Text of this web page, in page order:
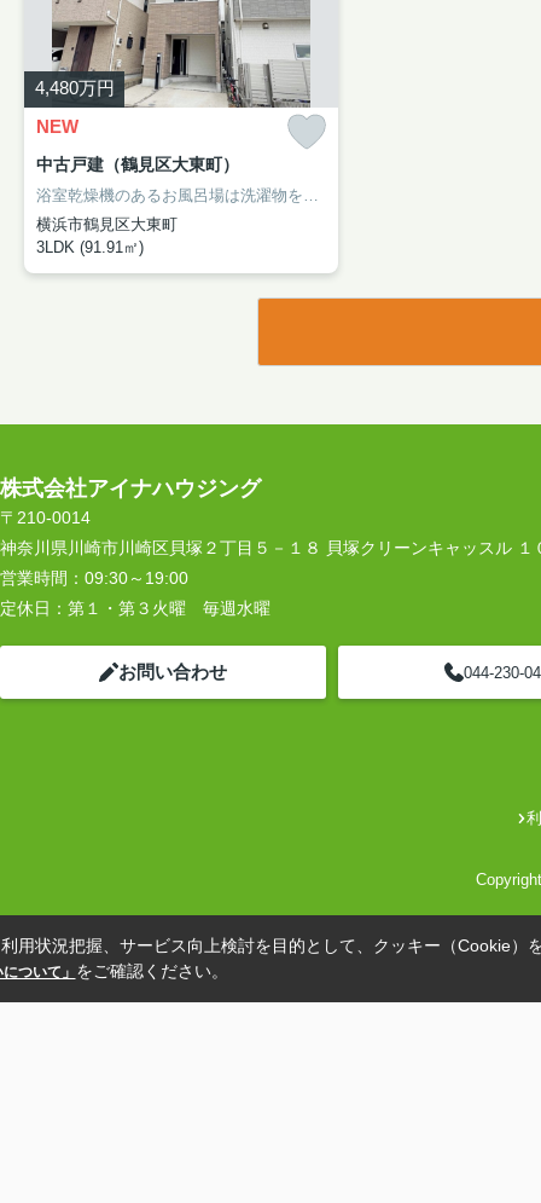
4,480万円
NEW
中古戸建（鶴見区大東町）
浴室乾燥機のあるお風呂場は洗濯物を干すときにも便利です。来訪者の顔が見えるTVインターホン付き。内装リフォーム済みなので、新しくなった住まいで生活を始めることができます。4,480万円の物件価格で経済的にもゆとりのある生活が可能。アイナハウジングが、横浜市鶴見区での心地良い暮らしを現実にさせます。ご要望や見学のご予約は、info@aina-housing.co.jpから受け付けております。
横浜市鶴見区大東町
3LDK (91.91㎡)
株式会社アイナハウジング
〒210-0014
神奈川県川崎市川崎区貝塚２丁目５－１８ 貝塚クリーンキャッスル １
営業時間： 09:30～19:00
定休日： 第１・第３火曜 毎週水曜
お問い合わせ 044-230-
用状況把握、サービス向上検討を目的として、クッキー（Cookie）
ついて」 をご確認ください。